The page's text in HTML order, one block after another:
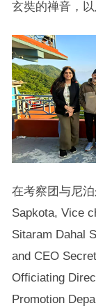
玄奘的禅音，
在考察团与尼
Sapkota, Vice
Sitaram Dahal
and CEO
Officiating
Promotion